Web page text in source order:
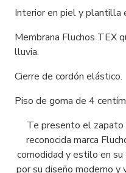
Interior en piel y plantilla
Membrana Fluchos TEX
lluvia.
Cierre de cordón elástico.
Piso de goma de 4
Te presento el zapato
reconocida marca
comodidad y estilo en
por su diseño moderno y